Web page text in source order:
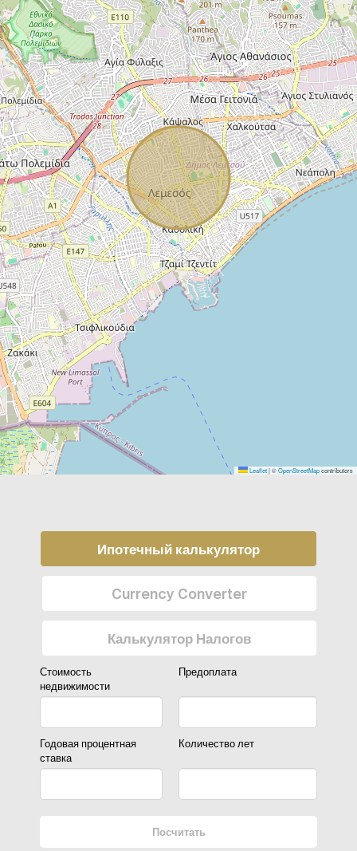
Leaflet|©OpenStreetMapcontributors
Ипотечный калькулятор
Currency Converter
Калькулятор Налогов
Стоимость
недвижимости
Предоплата
Годовая процентная
ставка
Количество лет
Посчитать